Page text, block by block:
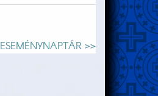
ESEMÉNYNAPTÁR >>